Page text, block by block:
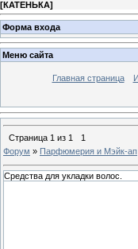
[КАТЕНЬКА]
Форма входа
Меню сайта
Главная страница
Страница 1 из 1
1
Форум » Парфюмерия и Мэйк-ап
Средства для укладки волос.